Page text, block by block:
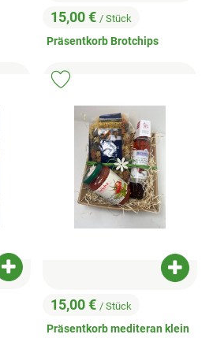
, Preis:
15,00 € / Stück
Präsentkorb Brotchips
Produkt zum Warenkorb hinzufügen
, Preis:
15,00 € / Stück
Präsentkorb mediteran klein